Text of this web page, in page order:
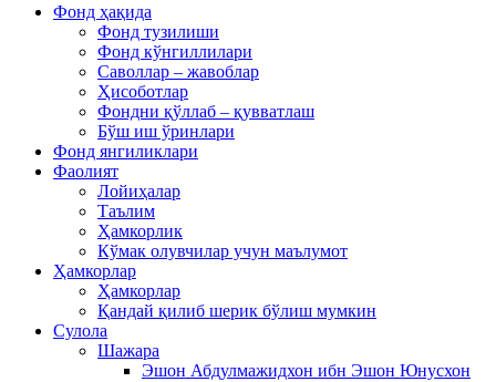
Фонд ҳақида
Фонд тузилиши
Фонд кўнгиллилари
Саволлар – жавоблар
Ҳисоботлар
Фондни қўллаб – қувватлаш
Бўш иш ўринлари
Фонд янгиликлари
Фаолият
Лойиҳалар
Таълим
Ҳамкорлик
Кўмак олувчилар учун маълумот
Ҳамкорлар
Ҳамкорлар
Қандай қилиб шерик бўлиш мумкин
Сулола
Шажара
Эшон Абдулмажидхон ибн Эшон Юнусхон